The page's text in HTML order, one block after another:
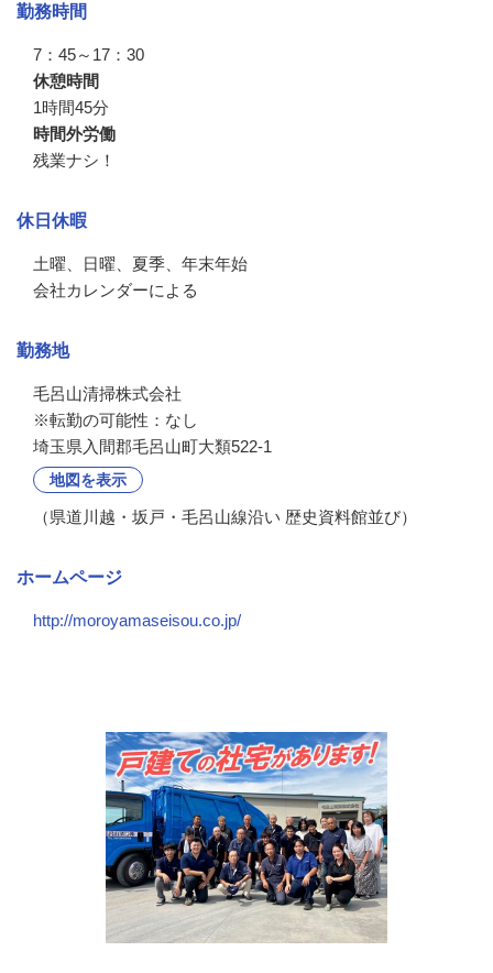
勤務時間
7：45～17：30
休憩時間
1時間45分
時間外労働
残業ナシ！
休日休暇
土曜、日曜、夏季、年末年始
会社カレンダーによる
勤務地
毛呂山清掃株式会社
※転勤の可能性：なし
埼玉県入間郡毛呂山町大類522-1
地図を表示
（県道川越・坂戸・毛呂山線沿い 歴史資料館並び）
ホームページ
http://moroyamaseisou.co.jp/